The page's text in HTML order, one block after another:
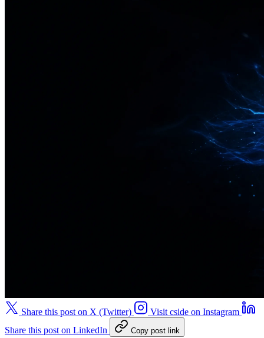
Share this post on X (Twitter)
Visit cside on Instagram
Share this post on LinkedIn
Copy post link